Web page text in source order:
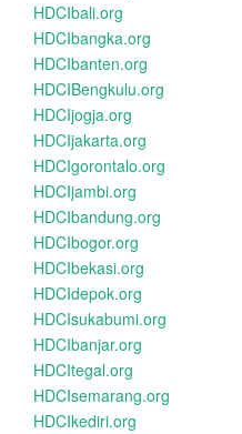
HDCIbali.org
HDCIbangka.org
HDCIbanten.org
HDCIBengkulu.org
HDCIjogja.org
HDCIjakarta.org
HDCIgorontalo.org
HDCIjambi.org
HDCIbandung.org
HDCIbogor.org
HDCIbekasi.org
HDCIdepok.org
HDCIsukabumi.org
HDCIbanjar.org
HDCItegal.org
HDCIsemarang.org
HDCIkediri.org